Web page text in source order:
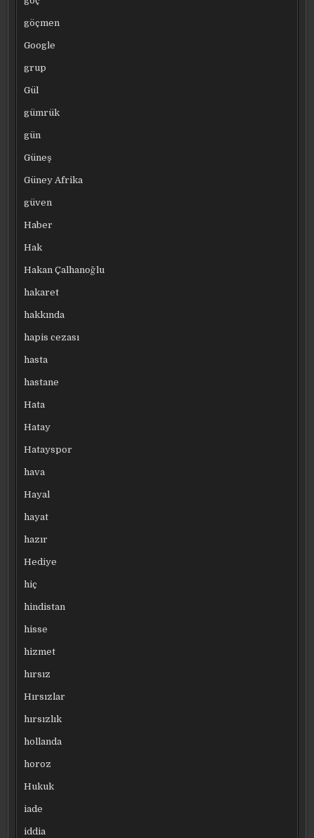
göçmen
Google
grup
Gül
gümrük
gün
Güneş
Güney Afrika
güven
Haber
Hak
Hakan Çalhanoğlu
hakaret
hakkında
hapis cezası
hasta
hastane
Hata
Hatay
Hatayspor
hava
Hayal
hayat
hazır
Hediye
hiç
hindistan
hisse
hizmet
hırsız
Hırsızlar
hırsızlık
hollanda
horoz
Hukuk
iade
iddia